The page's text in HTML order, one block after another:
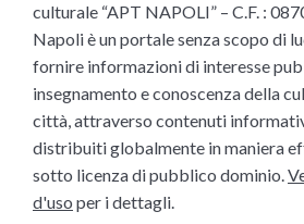
culturale “APT NAPOLI” – C.F. :
Napoli è un portale senza scopo di
fornire informazioni di interesse
insegnamento e conoscenza della
città, attraverso contenuti
distribuiti globalmente in maniera
sotto licenza di pubblico dominio.
d'uso per i dettagli.